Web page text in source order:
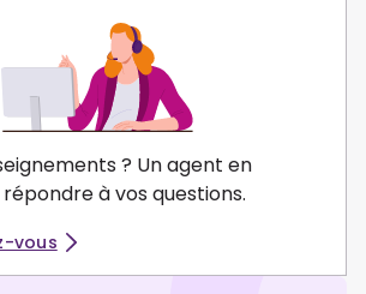
? Un agent en
à vos questions.
vous